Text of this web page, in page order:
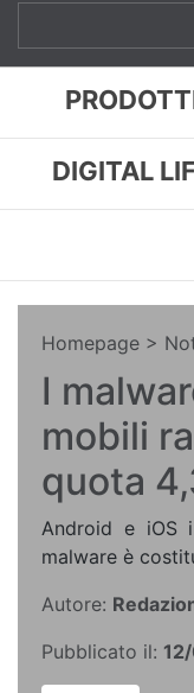
DIGITAL
Homepage >
I
mobili
quota
Android e iOS
malware è
Autore:
Pubblicato il: